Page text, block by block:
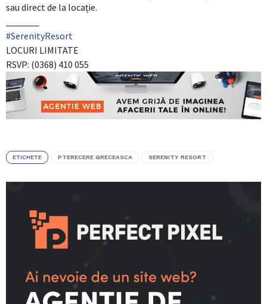
sau direct de la locație.
#SerenityResort
LOCURI LIMITATE
RSVP: (0368) 410 055
ETICHETE PTERECERE GRECEASCA SERENITY RESORT